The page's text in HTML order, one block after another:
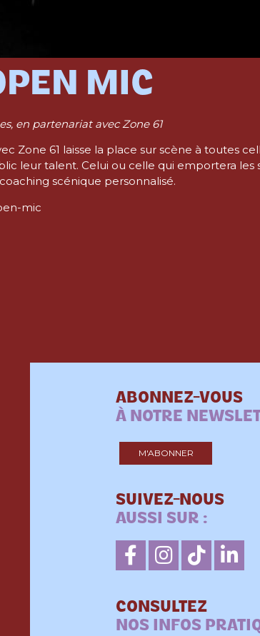
MIC
en partenariat avec Zone 61
Zone 61 laisse la place sur scène à toutes
leur talent. Celui ou celle qui emportera les
scénique personnalisé.
mic
ABONNEZ-VOUS
À NOTRE
M'ABONNER
SUIVEZ-NOUS
AUSSI SUR :
CONSULTEZ
NOS INFOS